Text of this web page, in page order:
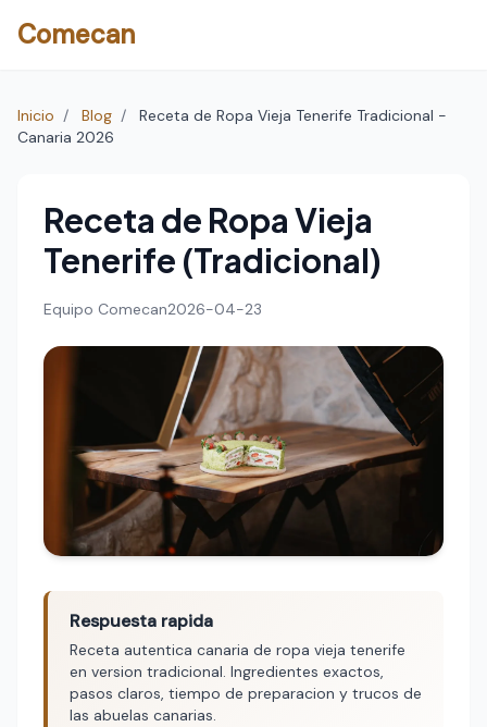
Comecan
Inicio / Blog /
Receta de Ropa Vieja Tenerife Tradicional -
Canaria 2026
Receta de Ropa Vieja
Tenerife (Tradicional)
Equipo Comecan2026-04-23
Respuesta rapida
Receta autentica canaria de ropa vieja tenerife
en version tradicional. Ingredientes exactos,
pasos claros, tiempo de preparacion y trucos de
las abuelas canarias.